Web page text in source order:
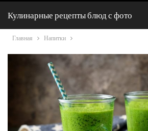
Кулинарные рецепты блюд с фото
Главная Напитки